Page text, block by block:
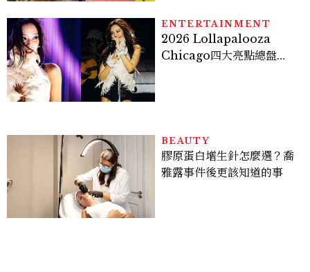
ENTERTAINMENT
2026 Lollapalooza
Chicago四大亮點總盤
BEAUTY
膠原蛋白增生針怎麼選？喬
雅露事件後更該知道的事